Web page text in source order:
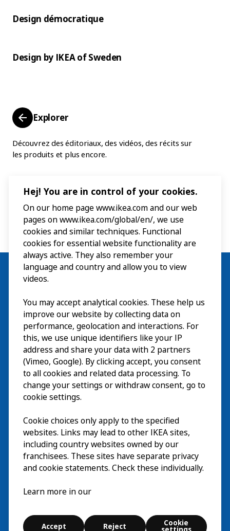
Design démocratique
Design by IKEA of Sweden
Explorer
Découvrez des éditoriaux, des vidéos, des récits sur
les produits et plus encore.
Visite
Explorer
Au programmeEN
À proposEN
© Inter IKEA Systems B.V. 2026
Hej! You are in control of your cookies.
On our home page www.ikea.com and our web
pages on www.ikea.com/global/en/, we use
cookies and similar techniques. Functional
cookies for essential website functionality are
always active. They also remember your
language and country and allow you to view
videos.
You may accept analytical cookies. These help us
improve our website by collecting data on
performance, geolocation and interactions. For
this, we use unique identifiers like your IP
address and share your data with 2 partners
(Vimeo, Google). By clicking accept, you consent
to all cookies and related data processing. To
change your settings or withdraw consent, go to
cookie settings.
Cookie choices only apply to the specified
websites. Links may lead to other IKEA sites,
including country websites owned by our
franchisees. These sites have separate privacy
and cookie statements. Check these individually.
Learn more in our
Accept Reject Cookie